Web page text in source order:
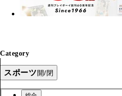
Category
スポーツ開/閉